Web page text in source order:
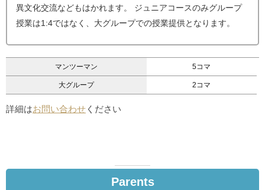
異文化交流などもはかれます。 ジュニアコースのみグループ
授業は1:4ではなく、大グループでの授業提供となります。
マンツーマン 5コマ
大グループ 2コマ
詳細はお問い合わせ ください
Parents